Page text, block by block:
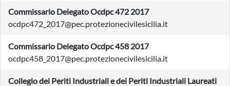
Commissario Delegato Ocdpc 472 2017
ocdpc472_2017@pec.protezionecivilesicilia.it
Commissario Delegato Ocdpc 458 2017
ocdpc458_2017@pec.protezionecivilesicilia.it
Collegio dei Periti Industriali e dei Periti Industriali Laureati